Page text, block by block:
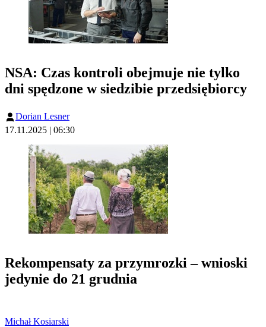
NSA: Czas kontroli obejmuje nie tylko
dni spędzone w siedzibie przedsiębiorcy
Dorian Lesner
17.11.2025 | 06:30
Rekompensaty za przymrozki – wnioski
jedynie do 21 grudnia
Michał Kosiarski